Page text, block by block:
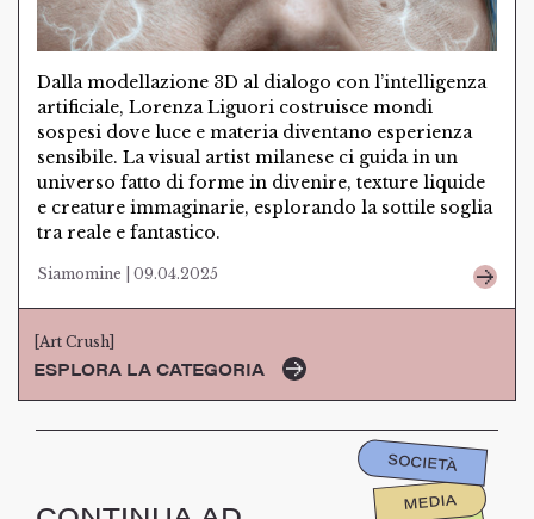
Dalla modellazione 3D al dialogo con l’intelligenza
artificiale, Lorenza Liguori costruisce mondi
sospesi dove luce e materia diventano esperienza
sensibile. La visual artist milanese ci guida in un
universo fatto di forme in divenire, texture liquide
e creature immaginarie, esplorando la sottile soglia
tra reale e fantastico.
Siamomine | 09.04.2025
[Art Crush]
ESPLORA LA CATEGORIA
MEDIA
SOCIETÀ